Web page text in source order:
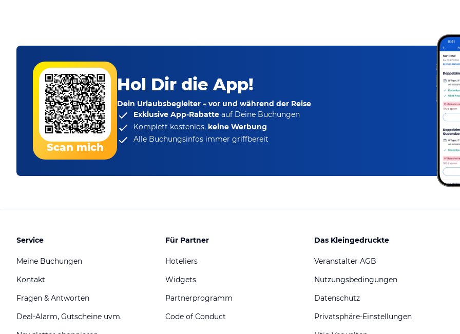
Scan mich
Hol Dir die App!
Dein Urlaubsbegleiter – vor und während der Reise
Exklusive App-Rabatte auf Deine Buchungen
Komplett kostenlos, keine Werbung
Alle Buchungsinfos immer griffbereit
Service
Meine Buchungen
Kontakt
Fragen & Antworten
Deal-Alarm, Gutscheine uvm.
Für Partner
Hoteliers
Widgets
Partnerprogramm
Code of Conduct
Das Kleingedruckte
Veranstalter AGB
Nutzungsbedingungen
Datenschutz
Privatsphäre-Einstellungen